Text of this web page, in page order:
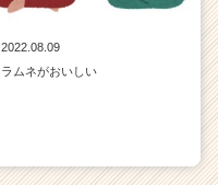
2022.08.09
ラムネがおいしい